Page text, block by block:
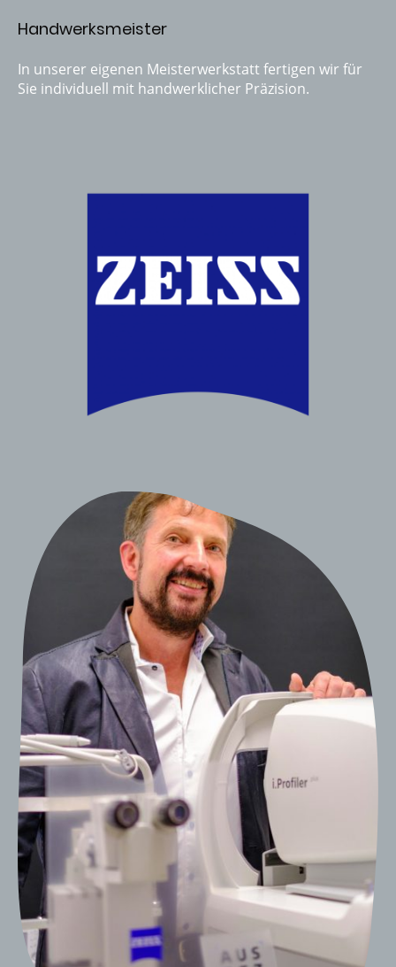
Handwerksmeister
In unserer eigenen Meisterwerkstatt fertigen wir für
Sie individuell mit handwerklicher Präzision.